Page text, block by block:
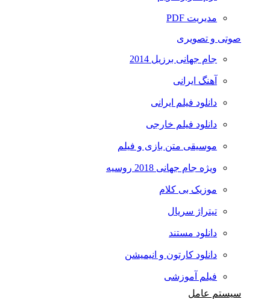
مدیریت PDF
صوتی و تصویری
جام جهانی برزیل 2014
آهنگ ایرانی
دانلود فیلم ایرانی
دانلود فیلم خارجی
موسیقی متن بازی و فیلم
ویژه جام جهانی 2018 روسیه
موزیک بی کلام
تیتراژ سریال
دانلود مستند
دانلود کارتون و انیمیشن
فیلم آموزشی
سیستم عامل